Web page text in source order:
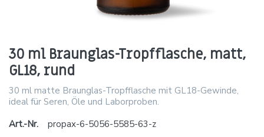
30 ml Braunglas-Tropfflasche, matt,
GL18, rund
30 ml matte Braunglas-Tropfflasche mit GL18-Gewinde,
ideal für Seren, Öle und Laborproben.
Art.-Nr.
propax-6-5056-5585-63-z